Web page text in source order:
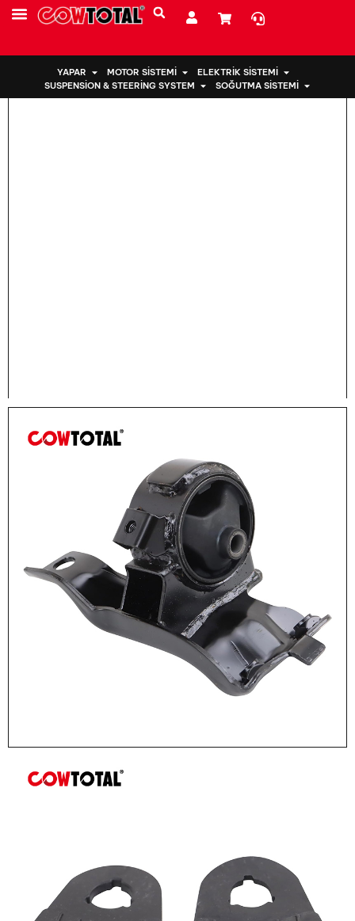
YAPAR MOTOR SISTEMI
ELEKTRIK SISTEMI
SUSPENSION & STEERING SYSTEM
SOĞUTMA SISTEMI
> Motor Takozu 12372-15181 TOYOTA COROLLA için